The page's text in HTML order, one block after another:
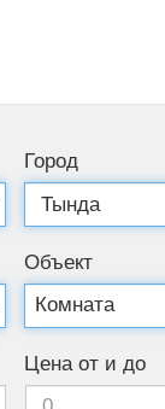
Город
Объект
Цена от и до